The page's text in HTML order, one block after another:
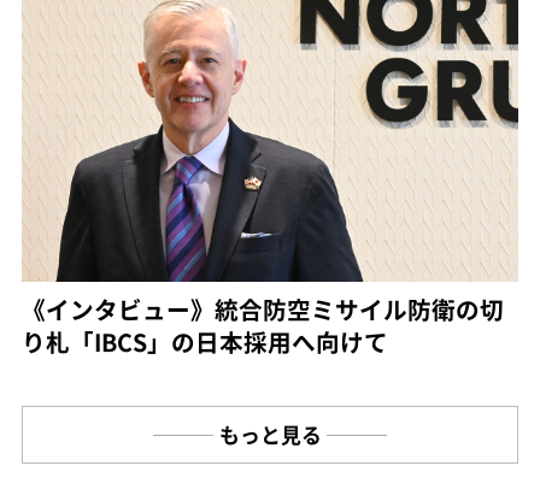
《インタビュー》統合防空ミサイル防衛の切
り札「IBCS」の日本採用へ向けて
もっと見る